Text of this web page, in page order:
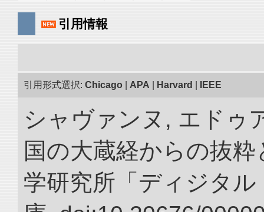
引用情報
引用形式選択: Chicago APA Harvard IEEE
シャヴァンヌ, エドゥ
国の大蔵経からの抜
学研究所「ディジタ